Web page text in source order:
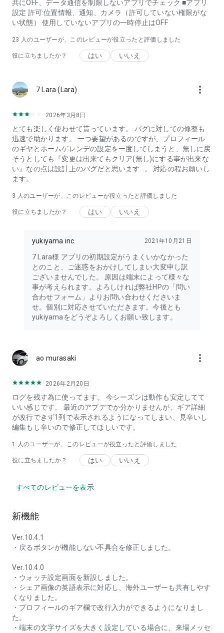
▲滑り終わった後は…
「思い出をシェアして新たなつながりを」
メモや写真で彩り、タイムラインに公開しましょう！ その日
また、写真やデータ、滑走データ 動画で出力すれば他SNSにも
スマートにシェアが可能。
さらにスキー・スノーボードが楽しくなります！
▲今後の拡張について
現在、yukiyamaの機能をフルで使えるスキー場は大型リゾー
トを中心とする約80スキー場ですが、常時スキー場を追加して
いく予定です。
ョンツールなど、ユーザーの希望を取り入れながら機能拡張し
ていきますので、たくさんのご意見・ご要望をお待ちしていま
す。
免責事項
・本アプリはスキー場での位置情報取得時に、バックグラウン
ドでGPSを利用します。バックグラウンドでのGPSの継続的な
使用はバッテリー寿命を減少させる可能性があります。ご了承
ください。
共にOFF、データ通信を制限しないアプリでチェック ■アプリ
設定 許可:位置情報、通知、カメラ（許可していない権限がな
い状態） 使用していないアプリの一時停止はOFF
23 人のユーザーが、このレビューが役立ったと評価しました
役に立ちましたか？ はい いいえ
7 Lara (‪Lara‬) more_vert
2026年3月8日
とても楽しく使わせて貰っています。 バグに対しての修整も
迅速で助かります。 一つ要望があるのですが、プロフィール
のギヤとホームゲレンデの設定を一度してしまうと、無しに戻
そうとしても『変更は出来てもクリア(無し)にする事が出来な
い』なの点は設計上のバグだと思います…。 対応の程お願いし
ます。
3 人のユーザーが、このレビューが役立ったと評価しました
役に立ちましたか？ はい いいえ
yukiyama inc. 2021年10月21日
7 Lara様 アプリの初期設定がうまくいかなかった
とのこと、ご迷惑をおかけしてしまい大変申し訳
ございませんでした。 原因は端末によって様々な
事が考えられます。よろしければ弊社HPの「問い
合わせフォーム」よりお問い合わせくださいま
せ。個別に対応させていただきます。今後とも
yukiyamaをどうぞよろしくお願い致します。
ao murasaki more_vert
2026年2月20日
ログを残す為に使ってます。 今シーズンは動作も安定してて
いい感じです。 最近のアプデでか分かりませんが、ギア詳細
が改行できず1列で表示されるようになってしまい、見辛いし
編集もし辛いので修正してほしいです。
1 人のユーザーが、このレビューが役立ったと評価しました
役に立ちましたか？ はい いいえ
すべてのレビューを表示
新機能
Ver.10.4.1
・戻るボタンが機能しない不具合を修正しました。
Ver.10.4.0
・ウォッチ設定画面を新設しました。
・シェア画像の英語表示に対応し、海外ユーザーも共有しやす
くなりました。
・プロフィールのギア欄で改行入力ができるようになりまし
た。
・端末の文字サイズを大きく設定している場合に、来場メッセ